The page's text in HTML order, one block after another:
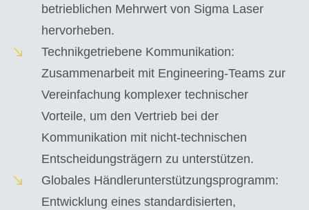
betrieblichen Mehrwert von Sigma Laser
hervorheben.
Technikgetriebene Kommunikation:
Zusammenarbeit mit Engineering-Teams zur
Vereinfachung komplexer technischer
Vorteile, um den Vertrieb bei der
Kommunikation mit nicht-technischen
Entscheidungsträgern zu unterstützen.
Globales Händlerunterstützungsprogramm:
Entwicklung eines standardisierten,